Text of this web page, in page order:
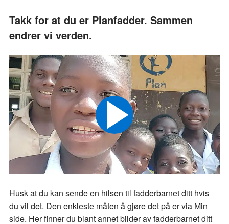
Takk for at du er Planfadder. Sammen
endrer vi verden.
Husk at du kan sende en hilsen til fadderbarnet ditt hvis
du vil det. Den enkleste måten å gjøre det på er via Min
side. Her finner du blant annet bilder av fadderbarnet ditt